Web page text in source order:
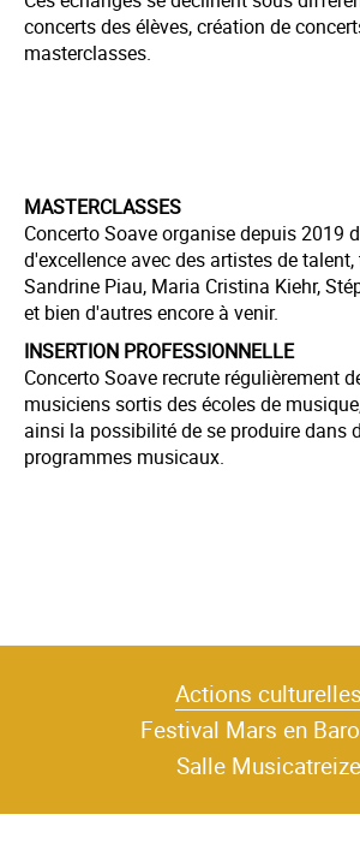
concerts des élèves, création de
masterclasses.
MASTERCLASSES
Concerto Soave organise depuis 2019
d'excellence avec des artistes de talent,
Sandrine Piau, Maria Cristina Kiehr,
et bien d'autres encore à venir.
INSERTION PROFESSIONNELLE
Concerto Soave recrute régulièrement
musiciens sortis des écoles de
ainsi la possibilité de se produire dans
programmes musicaux.
Actions culturelles
Festival Mars en
Salle Musicatreize